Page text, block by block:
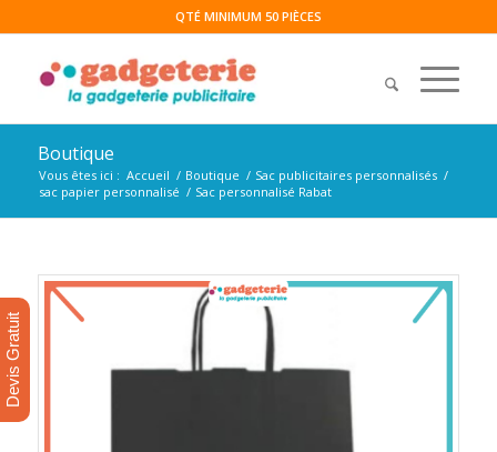
QTÉ MINIMUM 50 PIÈCES
Boutique
Vous êtes ici : Accueil / Boutique / Sac publicitaires personnalisés /
sac papier personnalisé / Sac personnalisé Rabat
Devis Gratuit